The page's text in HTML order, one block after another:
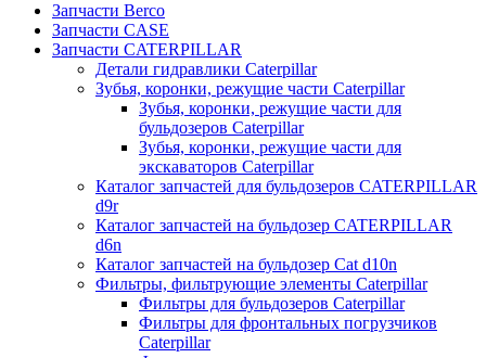
Запчасти Berco
Запчасти CASE
Запчасти CATERPILLAR
Детали гидравлики Caterpillar
Зубья, коронки, режущие части Caterpillar
Зубья, коронки, режущие части для
бульдозеров Caterpillar
Зубья, коронки, режущие части для
экскаваторов Caterpillar
Каталог запчастей для бульдозеров CATERPILLAR
d9r
Каталог запчастей на бульдозер CATERPILLAR
d6n
Каталог запчастей на бульдозер Сat d10n
Фильтры, фильтрующие элементы Caterpillar
Фильтры для бульдозеров Caterpillar
Фильтры для фронтальных погрузчиков
Caterpillar